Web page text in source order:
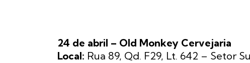
24 de abril – Old Monkey Cervejaria
Local: Rua 89, Qd. F29, Lt. 642 – Setor